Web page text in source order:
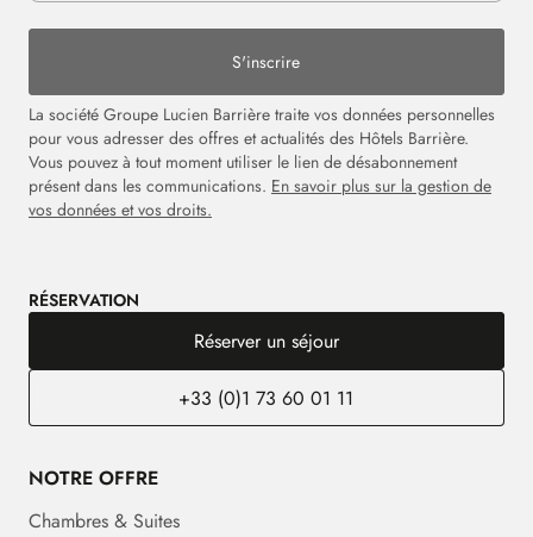
S'inscrire
La société Groupe Lucien Barrière traite vos données personnelles
pour vous adresser des offres et actualités des Hôtels Barrière.
Vous pouvez à tout moment utiliser le lien de désabonnement
présent dans les communications. En savoir plus sur la gestion de
vos données et vos droits.
RÉSERVATION
Réserver un séjour
+33 (0)1 73 60 01 11
NOTRE OFFRE
Chambres & Suites